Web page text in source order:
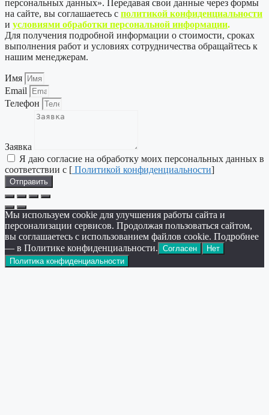
персональных данных». Передавая свои данные через формы
на сайте, вы соглашаетесь с политикой конфиденциальности
и условиями обработки персональной информации.
Для получения подробной информации о стоимости, сроках
выполнения работ и условиях сотрудничества обращайтесь к
нашим менеджерам.
Имя
Email
Телефон
Заявка
Я даю согласие на обработку моих персональных данных в
соответствии с [ Политикой конфиденциальности]
Отправить
Мы используем cookie для улучшения работы сайта и
персонализации сервисов. Продолжая пользоваться сайтом,
вы соглашаетесь с использованием файлов cookie. Подробнее
— в Политике конфиденциальности. Согласен
Нет
Политика конфиденциальности